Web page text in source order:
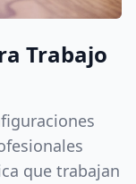
Trabajo
que trabajan